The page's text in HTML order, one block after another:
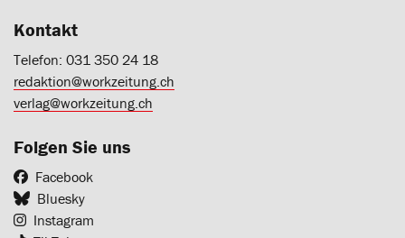
Kontakt
Telefon: 031 350 24 18
redaktion@workzeitung.ch
verlag@workzeitung.ch
Folgen Sie uns
Facebook
Bluesky
Instagram